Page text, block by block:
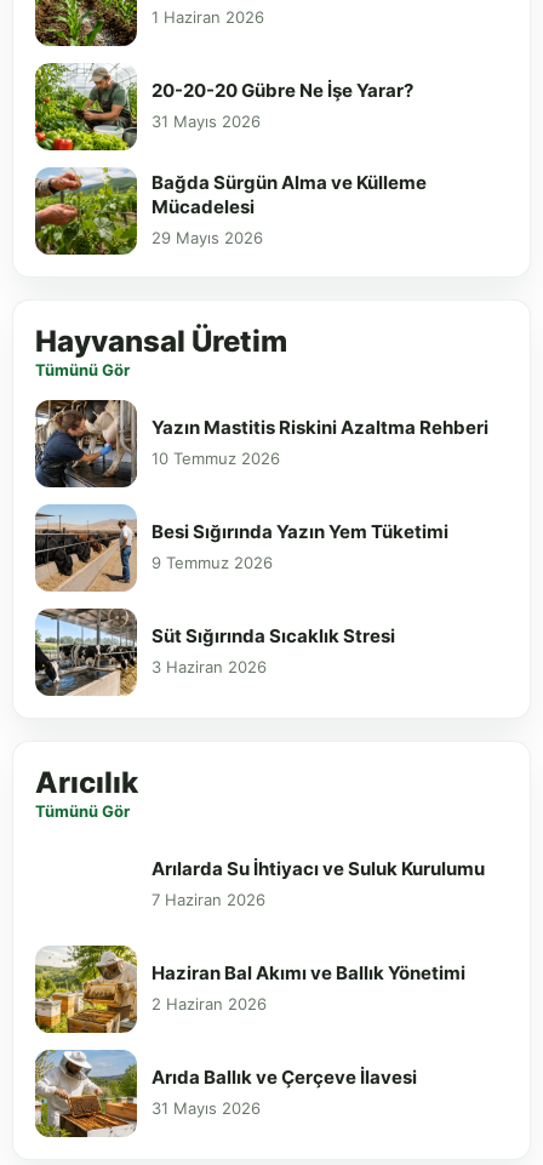
1 Haziran 2026
20-20-20 Gübre Ne İşe Yarar?
31 Mayıs 2026
Bağda Sürgün Alma ve Külleme
Mücadelesi
29 Mayıs 2026
Hayvansal Üretim
Tümünü Gör
Yazın Mastitis Riskini Azaltma Rehberi
10 Temmuz 2026
Besi Sığırında Yazın Yem Tüketimi
9 Temmuz 2026
Süt Sığırında Sıcaklık Stresi
3 Haziran 2026
Arıcılık
Tümünü Gör
Arılarda Su İhtiyacı ve Suluk Kurulumu
7 Haziran 2026
Haziran Bal Akımı ve Ballık Yönetimi
2 Haziran 2026
Arıda Ballık ve Çerçeve İlavesi
31 Mayıs 2026